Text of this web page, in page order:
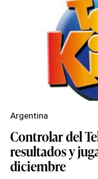
Controlar del
resultados y
diciembre
Argentina